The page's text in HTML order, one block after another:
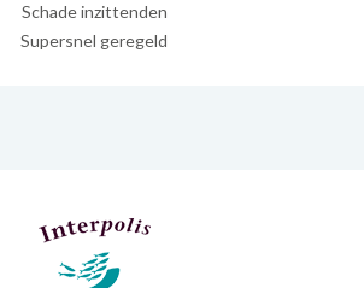
Schade inzittenden
Supersnel geregeld